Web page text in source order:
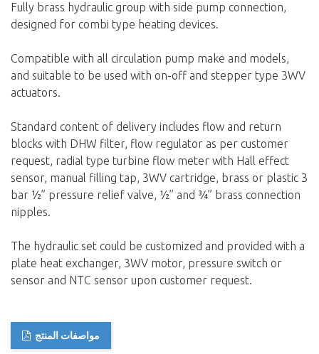
Fully brass hydraulic group with side pump connection,
designed for combi type heating devices.
Compatible with all circulation pump make and models,
and suitable to be used with on-off and stepper type 3WV
actuators.
Standard content of delivery includes flow and return
blocks with DHW filter, flow regulator as per customer
request, radial type turbine flow meter with Hall effect
sensor, manual filling tap, 3WV cartridge, brass or plastic 3
bar ½” pressure relief valve, ½” and ¾” brass connection
nipples.
The hydraulic set could be customized and provided with a
plate heat exchanger, 3WV motor, pressure switch or
sensor and NTC sensor upon customer request.
مواصفات المنتج